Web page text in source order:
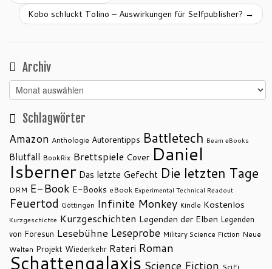
Kobo schluckt Tolino – Auswirkungen für Selfpublisher? →
Archiv
Archiv
Schlagwörter
Amazon Anthologie Autorentipps Battletech Beam eBooks
Blutfall BookRix Brettspiele Cover Daniel
Isberner Das letzte Gefecht Die letzten Tage
DRM E-Book E-Books eBook Experimental Technical Readout
Feuertod Göttingen Infinite Monkey Kindle Kostenlos
Kurzgeschichte Kurzgeschichten Legenden der Elben Legenden
von Foresun Lesebühne Leseprobe Military Science Fiction Neue
Welten Projekt Wiederkehr Rateri Roman
Schattengalaxis Science Fiction SciFi